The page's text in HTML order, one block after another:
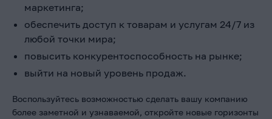
маркетинга;
обеспечить доступ к товарам и услугам 24/7 из
любой точки мира;
повысить конкурентоспособность на рынке;
выйти на новый уровень продаж.
Воспользуйтесь возможностью сделать вашу компанию
более заметной и узнаваемой, откройте новые горизонты